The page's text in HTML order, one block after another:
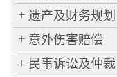
遗产及财务规划
意外伤害赔偿
民事诉讼及仲裁